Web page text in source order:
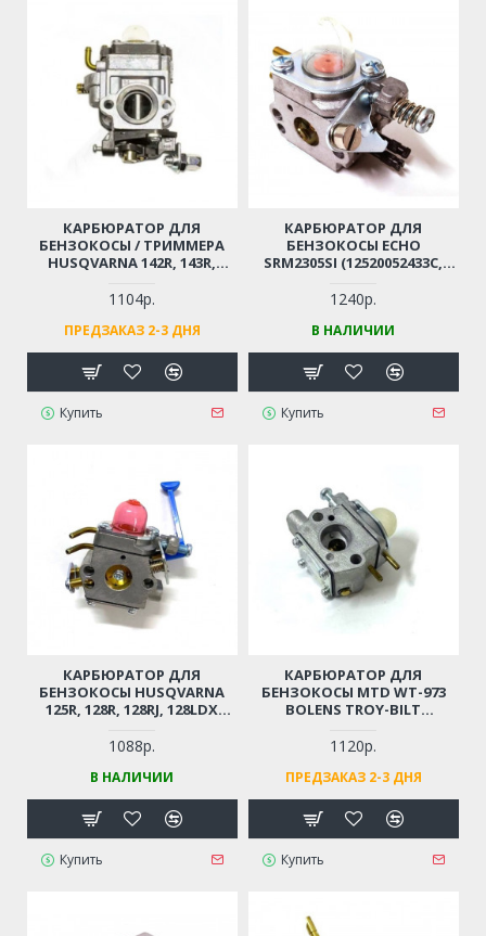
КАРБЮРАТОР ДЛЯ
БЕНЗОКОСЫ / ТРИММЕРА
HUSQVARNA 142R, 143R,
1104р.
ПРЕДЗАКАЗ 2-3 ДНЯ
Купить
КАРБЮРАТОР ДЛЯ
БЕНЗОКОСЫ ECHO
SRM2305SI (12520052433С,
1240р.
В НАЛИЧИИ
Купить
КАРБЮРАТОР ДЛЯ
БЕНЗОКОСЫ HUSQVARNA
125R, 128R, 128RJ, 128LDX
1088р.
В НАЛИЧИИ
Купить
КАРБЮРАТОР ДЛЯ
БЕНЗОКОСЫ MTD WT-973
BOLENS TROY-BILT
75306190)
1120р.
ПРЕДЗАКАЗ 2-3 ДНЯ
Купить